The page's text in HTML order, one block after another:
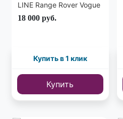
LINE Range Rover Vogue
L322 2002-2005
18 000 руб.
Купить в 1 клик
Купить